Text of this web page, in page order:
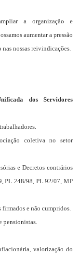
a organização e
aumentar a pressão
nas nossas reivindicações.
dos Servidores
coletiva no setor
e Decretos contrários
PL 248/98, PL 92/07, MP
e não cumpridos.
pensionistas.
valorização do